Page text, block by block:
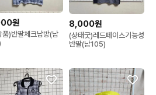
원
품)반팔체크남방(남
8,000원
(상태굿)레드페이스기능성
반팔(남105)